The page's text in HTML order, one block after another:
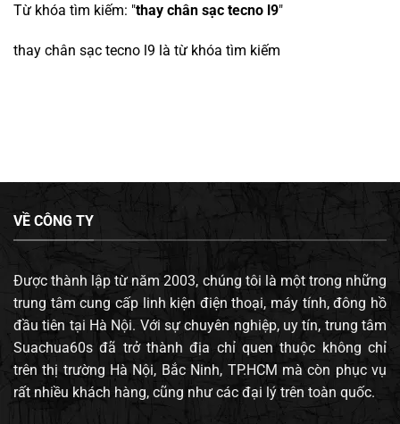
Từ khóa tìm kiếm: "thay chân sạc tecno l9"
thay chân sạc tecno l9 là từ khóa tìm kiếm
VỀ CÔNG TY
Được thành lập từ năm 2003, chúng tôi là một trong những
trung tâm cung cấp linh kiện điện thoại, máy tính, đông hồ
đầu tiên tại Hà Nội. Với sự chuyên nghiệp, uy tín, trung tâm
Suachua60s đã trở thành địa chỉ quen thuộc không chỉ
trên thị trường Hà Nội, Bắc Ninh, TP.HCM mà còn phục vụ
rất nhiều khách hàng, cũng như các đại lý trên toàn quốc.